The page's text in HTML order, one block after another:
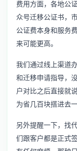
费用方面，各地公
众号迁移公证书，
公证费本身和服务
来可能更高。
我们通过线上渠道
和迁移申请指导，
户对比之后直接就
为省几百块搭进去
另外提醒一下，找
们跟客户都是正式